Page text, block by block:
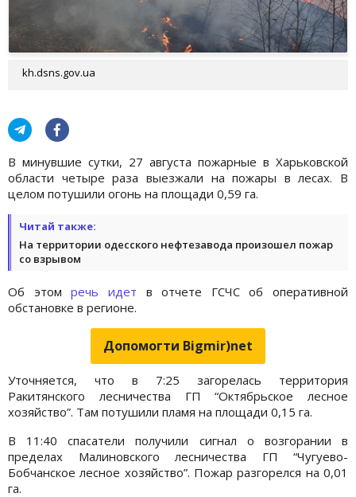
kh.dsns.gov.ua
В минувшие сутки, 27 августа пожарные в Харьковской
области четыре раза выезжали на пожары в лесах. В
целом потушили огонь на площади 0,59 га.
Читай также:
На территории одесского нефтезавода произошел пожар
со взрывом
Об этомречь идет в отчете ГСЧС об оперативной
обстановке в регионе.
Допомогти Bigmir)net
Уточняется, что в 7:25 загорелась территория
Ракитянского лесничества ГП “Октябрьское лесное
хозяйство”. Там потушили пламя на площади 0,15 га.
В 11:40 спасатели получили сигнал о возгорании в
пределах Малиновского лесничества ГП “Чугуево-
Бобчанское лесное хозяйство”. Пожар разгорелся на 0,01
га.